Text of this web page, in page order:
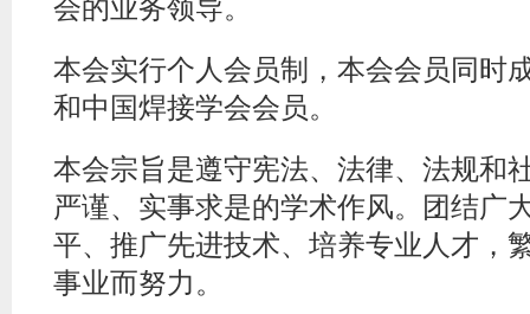
会的业务领导。
本会实行个人会员制，本会会员同时
和中国焊接学会会员。
本会宗旨是遵守宪法、法律、法规和
严谨、实事求是的学术作风。团结广
平、推广先进技术、培养专业人才，
事业而努力。